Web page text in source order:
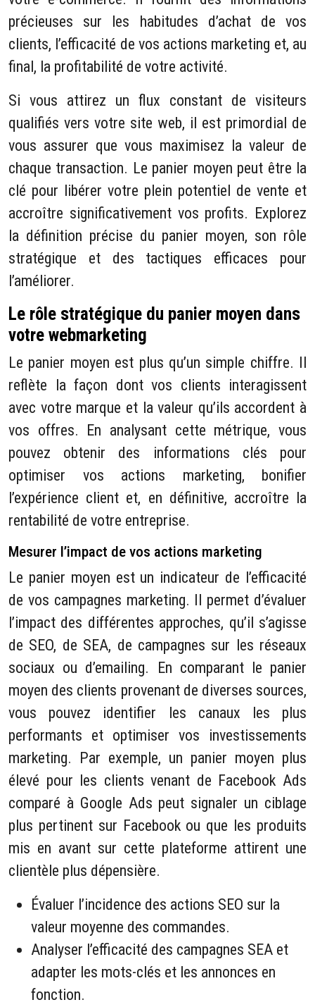
précieuses sur les habitudes d’achat de vos
clients, l’efficacité de vos actions marketing et, au
final, la profitabilité de votre activité.
Si vous attirez un flux constant de visiteurs
qualifiés vers votre site web, il est primordial de
vous assurer que vous maximisez la valeur de
chaque transaction. Le panier moyen peut être la
clé pour libérer votre plein potentiel de vente et
accroître significativement vos profits. Explorez
la définition précise du panier moyen, son rôle
stratégique et des tactiques efficaces pour
l’améliorer.
Le rôle stratégique du panier moyen dans
votre webmarketing
Le panier moyen est plus qu’un simple chiffre. Il
reflète la façon dont vos clients interagissent
avec votre marque et la valeur qu’ils accordent à
vos offres. En analysant cette métrique, vous
pouvez obtenir des informations clés pour
optimiser vos actions marketing, bonifier
l’expérience client et, en définitive, accroître la
rentabilité de votre entreprise.
Mesurer l’impact de vos actions marketing
Le panier moyen est un indicateur de l’efficacité
de vos campagnes marketing. Il permet d’évaluer
l’impact des différentes approches, qu’il s’agisse
de SEO, de SEA, de campagnes sur les réseaux
sociaux ou d’emailing. En comparant le panier
moyen des clients provenant de diverses sources,
vous pouvez identifier les canaux les plus
performants et optimiser vos investissements
marketing. Par exemple, un panier moyen plus
élevé pour les clients venant de Facebook Ads
comparé à Google Ads peut signaler un ciblage
plus pertinent sur Facebook ou que les produits
mis en avant sur cette plateforme attirent une
clientèle plus dépensière.
Évaluer l’incidence des actions SEO sur la
valeur moyenne des commandes.
Analyser l’efficacité des campagnes SEA et
adapter les mots-clés et les annonces en
fonction.